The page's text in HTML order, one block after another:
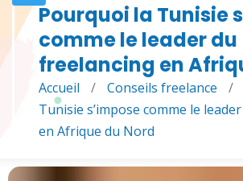
Pourquoi la Tunisie
comme le leader du
freelancing en
Accueil / Conseils freelance /
Tunisie s’impose comme le
en Afrique du Nord